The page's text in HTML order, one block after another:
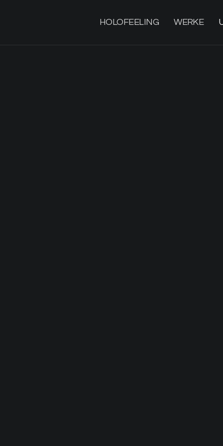
HOLOFEELING WERKE